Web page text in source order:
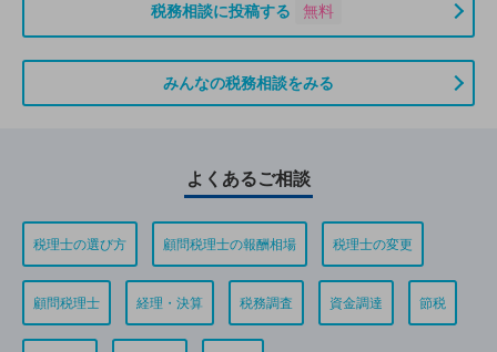
税務相談に投稿する 無料
みんなの税務相談をみる
よくあるご相談
税理士の選び方 顧問税理士の報酬相場 税理士の変更
顧問税理士 経理・決算 税務調査 資金調達 節税